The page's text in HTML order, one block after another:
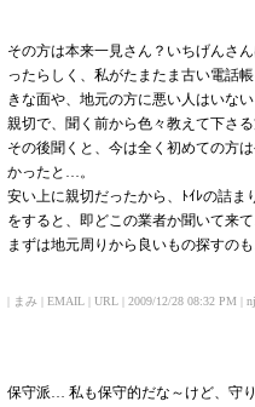
その方は本来一見さん？いちげんさ
ったらしく、私がたまたま古い電話
きな面や、地元の方に悪い人はいな
親切で、聞く前から色々教えて下さ
その後聞くと、今は全く初めての方
かったと…。
安い上に親切だったから、ﾄｲﾚの詰
をすると、即どこの業者か聞いて来
まずは地元周りから良いもの探すの
| まみ | EMAIL | URL | 2009/12/28 08:32 PM |
保守派… 私も保守的だな～けど、守